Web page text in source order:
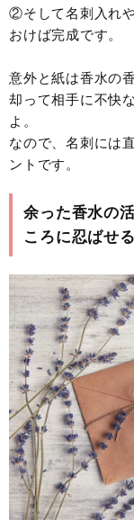
②そして名刺入れ
おけば完成です。
意外と紙は香水の
却って相手に不快
よ。
なので、名刺には
ントです。
余った香水の
ころに忍ばせる